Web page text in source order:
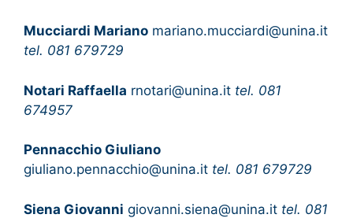
Mucciardi Mariano mariano.mucciardi@unina.it
tel. 081 679729
Notari Raffaella rnotari@unina.it tel. 081
674957
Pennacchio Giuliano
giuliano.pennacchio@unina.it tel. 081 679729
Siena Giovanni giovanni.siena@unina.it tel. 081